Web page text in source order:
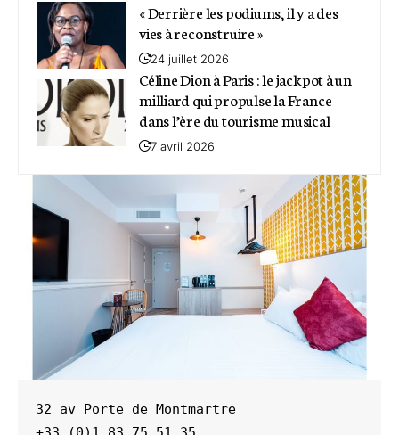
« Derrière les podiums, il y a des
vies à reconstruire »
24 juillet 2026
Céline Dion à Paris : le jackpot à un
milliard qui propulse la France
dans l’ère du tourisme musical
7 avril 2026
32 av Porte de Montmartre